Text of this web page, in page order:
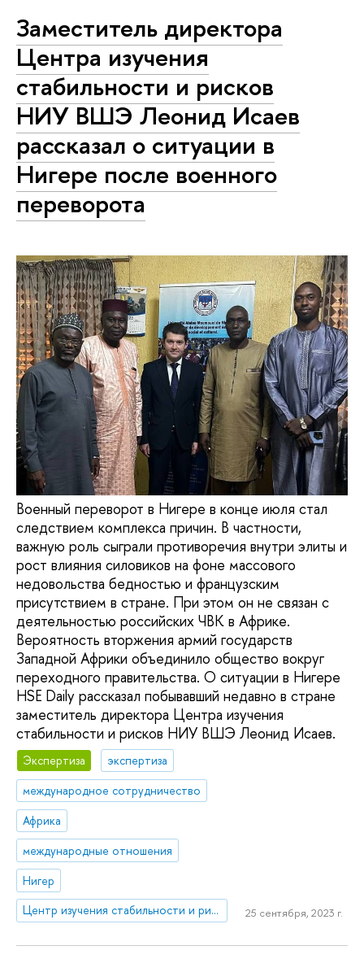
Заместитель директора
Центра изучения
стабильности и рисков
НИУ ВШЭ Леонид Исаев
рассказал о ситуации в
Нигере после военного
переворота
Военный переворот в Нигере в конце июля стал
следствием комплекса причин. В частности,
важную роль сыграли противоречия внутри элиты и
рост влияния силовиков на фоне массового
недовольства бедностью и французским
присутствием в стране. При этом он не связан с
деятельностью российских ЧВК в Африке.
Вероятность вторжения армий государств
Западной Африки объединило общество вокруг
переходного правительства. О ситуации в Нигере
HSE Daily рассказал побывавший недавно в стране
заместитель директора Центра изучения
стабильности и рисков НИУ ВШЭ Леонид Исаев.
Экспертиза
экспертиза
международное сотрудничество
Африка
международные отношения
Нигер
Центр изучения стабильности и рисков
25 сентября, 2023 г.